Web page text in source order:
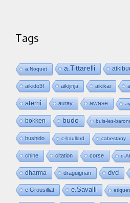
Tags
a.Noquet a.Tittarelli
aikido3f aikijinja aikikai
atemi auray awase
bokken budo buis-les-
bushido c-haullard cabestany
chine citation corse d-
dharma draguignan dvd
e.Grousilliat e.Savalli